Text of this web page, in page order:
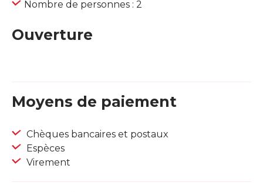
Nombre de personnes : 2
Ouverture
Moyens de paiement
Chèques bancaires et postaux
Espèces
Virement